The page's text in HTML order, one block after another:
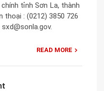
tỉnh Sơn La, thành
thoại : (0212) 3850 726
READ MORE